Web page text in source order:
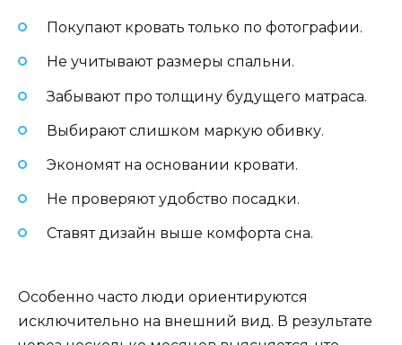
Покупают кровать только по фотографии.
Не учитывают размеры спальни.
Забывают про толщину будущего матраса.
Выбирают слишком маркую обивку.
Экономят на основании кровати.
Не проверяют удобство посадки.
Ставят дизайн выше комфорта сна.
Особенно часто люди ориентируются
исключительно на внешний вид. В результате